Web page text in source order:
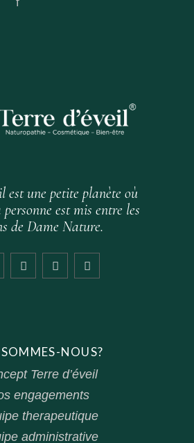
est une petite planète où
est mis entre les
de Dame Nature.
NOUS?
Terre d’éveil
engagements
therapeutique
administrative